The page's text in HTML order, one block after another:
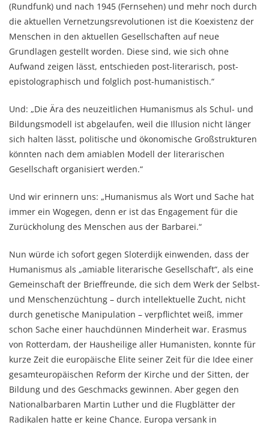
(Rundfunk) und nach 1945 (Fernsehen) und mehr noch durch
die aktuellen Vernetzungsrevolutionen ist die Koexistenz der
Menschen in den aktuellen Gesellschaften auf neue
Grundlagen gestellt worden. Diese sind, wie sich ohne
Aufwand zeigen lässt, entschieden post-literarisch, post-
epistolographisch und folglich post-humanistisch.“
Und: „Die Ära des neuzeitlichen Humanismus als Schul- und
Bildungsmodell ist abgelaufen, weil die Illusion nicht länger
sich halten lässt, politische und ökonomische Großstrukturen
könnten nach dem amiablen Modell der literarischen
Gesellschaft organisiert werden.“
Und wir erinnern uns: „Humanismus als Wort und Sache hat
immer ein Wogegen, denn er ist das Engagement für die
Zurückholung des Menschen aus der Barbarei.“
Nun würde ich sofort gegen Sloterdijk einwenden, dass der
Humanismus als „amiable literarische Gesellschaft“, als eine
Gemeinschaft der Brieffreunde, die sich dem Werk der Selbst-
und Menschenzüchtung – durch intellektuelle Zucht, nicht
durch genetische Manipulation – verpflichtet weiß, immer
schon Sache einer hauchdünnen Minderheit war. Erasmus
von Rotterdam, der Hausheilige aller Humanisten, konnte für
kurze Zeit die europäische Elite seiner Zeit für die Idee einer
gesamteuropäischen Reform der Kirche und der Sitten, der
Bildung und des Geschmacks gewinnen. Aber gegen den
Nationalbarbaren Martin Luther und die Flugblätter der
Radikalen hatte er keine Chance. Europa versank in